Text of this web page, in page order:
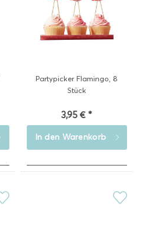
Partypicker Flamingo, 8
Stück
3,95 € *
In den Warenkorb